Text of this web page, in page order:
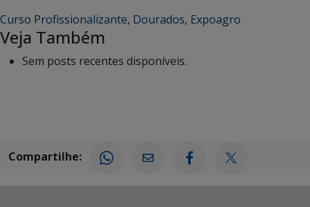
Curso Profissionalizante, Dourados, Expoagro
Veja Também
Sem posts recentes disponíveis.
Compartilhe: